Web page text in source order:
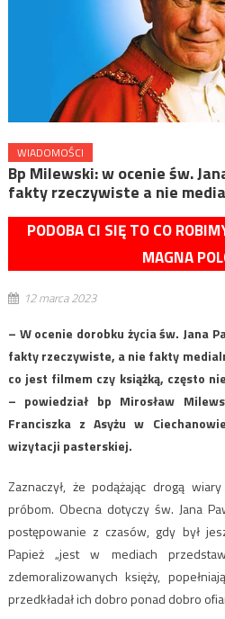
WIADOMOŚCI
Bp Milewski: w ocenie św.
fakty rzeczywiste a nie
PODOBA CI SIĘ TO CO
MAGNA
12 marca 2023
– W ocenie dorobku życia św. Jana
fakty rzeczywiste, a nie fakty
co jest filmem czy książką, często
– powiedział bp Mirosław
Franciszka z Asyżu w
wizytacji pasterskiej.
Zaznaczył, że podążając drogą
próbom. Obecna dotyczy św. Jana
postępowanie z czasów, gdy był
Papież „jest w mediach
zdemoralizowanych księży,
przedkładał ich dobro ponad dobro